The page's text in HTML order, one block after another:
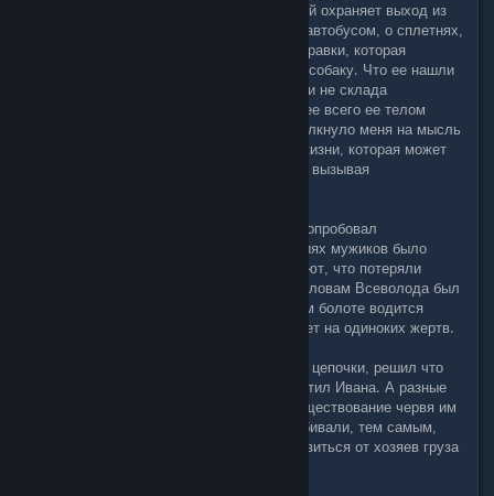
3. Если спросить охранника, который охраняет выход из
Отрадного рядом с радиоактивным автобусом, о сплетнях,
он упомянет ту самую бабулю с заправки, которая
приручила кого-то, но не кошку или собаку. Что ее нашли
мертвой и истощенной среди чуть ли не склада
продовольствия. А так же, что скорее всего ее телом
управляли после смерти. Что подтолкнуло меня на мысль
о некоем мутанте или иной форме жизни, которая может
воздействовать на сознание людей, вызывая
Сопоставив все вышеизложенное, попробовал
оттолкнуться от того, что в показаниях мужиков было
общим на 100%. Все трое утверждают, что потеряли
перевозимый ими груз, который по словам Всеволода был
не таким уж и малым. Что на данном болоте водится
червь, который обязательно нападает на одиноких жертв.
Приняв во внимание все логические цепочки, решил что
все трое не заражены, о чем оповестил Ивана. А разные
версии произошедшего, а так же существование червя им
внушили, чтобы они друг друга поубивали, тем самым,
злоумышленники планировали избавиться от хозяев груза